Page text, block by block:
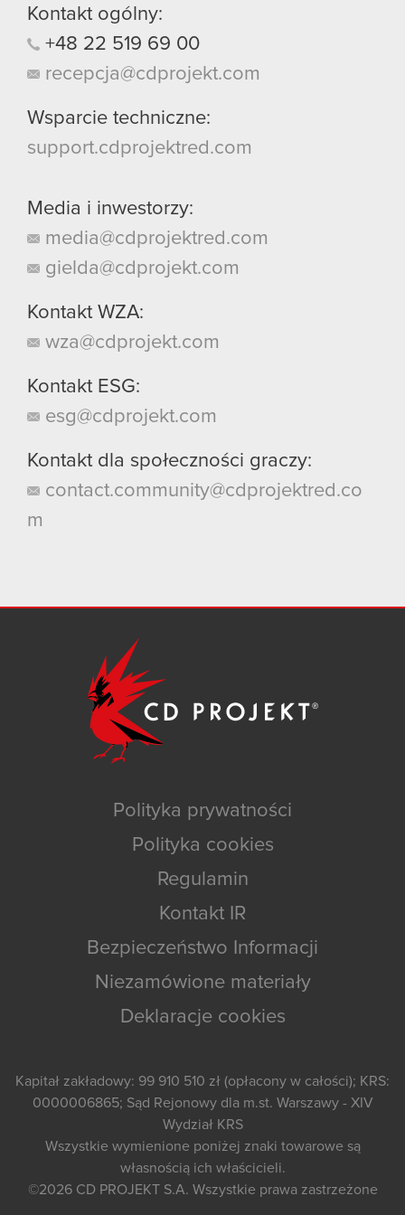
Kontakt ogólny:
+48 22 519 69 00
recepcja@cdprojekt.com
Wsparcie techniczne:
support.cdprojektred.com
Media i inwestorzy:
media@cdprojektred.com
gielda@cdprojekt.com
Kontakt WZA:
wza@cdprojekt.com
Kontakt ESG:
esg@cdprojekt.com
Kontakt dla społeczności graczy:
contact.community@cdprojektred.co
m
Polityka prywatności
Polityka cookies
Regulamin
Kontakt IR
Bezpieczeństwo Informacji
Niezamówione materiały
Deklaracje cookies
Kapitał zakładowy: 99 910 510 zł (opłacony w całości); KRS:
0000006865; Sąd Rejonowy dla m.st. Warszawy - XIV
Wydział KRS
Wszystkie wymienione poniżej znaki towarowe są
własnością ich właścicieli.
©2026 CD PROJEKT S.A. Wszystkie prawa zastrzeżone